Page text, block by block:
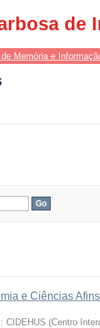
de
Memória e
e Ciências
CIDEHUS (Centro